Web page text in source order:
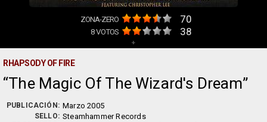
ZONA-ZERO 70
8VOTOS 38
+
RHAPSODY OF FIRE
The Magic Of The Wizard's Dream
PUBLICACIÓN: Marzo 2005
SELLO: Steamhammer Records